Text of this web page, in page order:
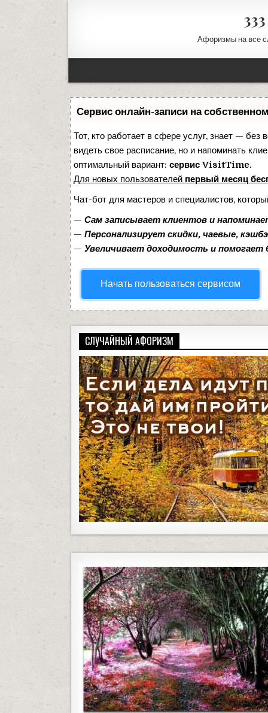
Афоризмы на все
Сервис онлайн-записи на
Тот, кто работает в сфере услуг, знает — без
видеть свое расписание, но и напоминать
оптимальный вариант: сервис VisitTime.
Для новых пользователей первый месяц
Чат-бот для мастеров и специалистов,
— Сам записывает клиентов и
— Персонализирует скидки, чаевые,
— Увеличивает доходимость и
Начать пользоваться сервисом
СЛУЧАЙНЫЙ АФОРИЗМ